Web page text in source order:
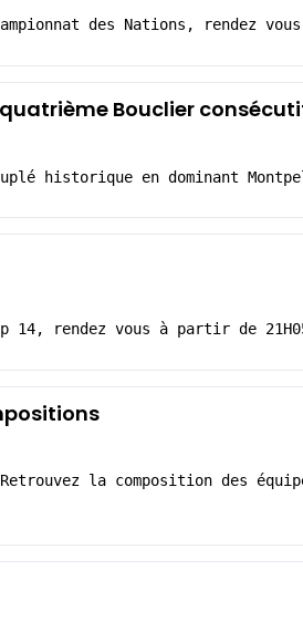
des Nations, rendez
Bouclier
historique en dominant
14, rendez vous à partir de
la composition des